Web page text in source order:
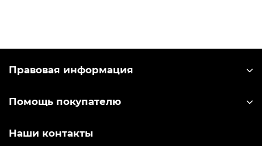
рейтингах и привлекая миллионы игроков.
Компания-разработчик miHoYo выпускает
большое количество лицензионного мерча по
фигурок. Узнать лицензионный мерч можно по
упаковке.
Правовая информация
Помощь покупателю
Наши контакты